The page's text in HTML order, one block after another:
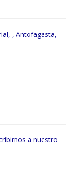
, Antofagasta,
a nuestro